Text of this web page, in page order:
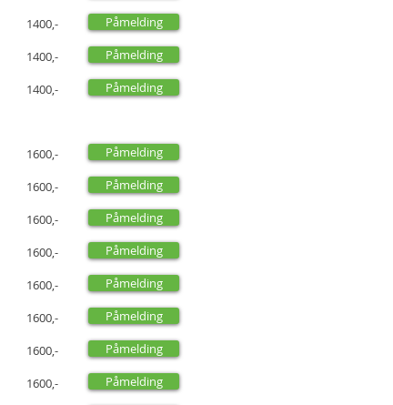
Påmelding
1400,-
1400,-
1400,-
Påmelding
Påmelding
Påmelding
Påmelding
Påmelding
Påmelding
1600,-
1600,-
1600,-
1600,-
1600,-
1600,-
1600,-
1600,-
Påmelding
Påmelding
Påmelding
Påmelding